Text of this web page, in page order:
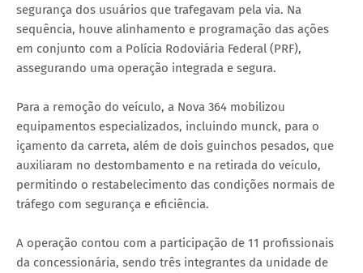
segurança dos usuários que trafegavam pela via. Na
sequência, houve alinhamento e programação das ações
em conjunto com a Polícia Rodoviária Federal (PRF),
assegurando uma operação integrada e segura.
Para a remoção do veículo, a Nova 364 mobilizou
equipamentos especializados, incluindo munck, para o
içamento da carreta, além de dois guinchos pesados, que
auxiliaram no destombamento e na retirada do veículo,
permitindo o restabelecimento das condições normais de
tráfego com segurança e eficiência.
A operação contou com a participação de 11 profissionais
da concessionária, sendo três integrantes da unidade de